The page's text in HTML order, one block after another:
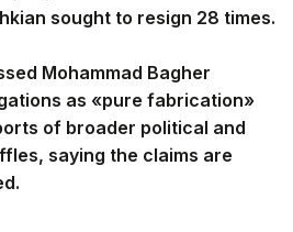
sought to resign 28 times.
Mohammad Bagher
as «pure fabrication»
of broader political and
saying the claims are